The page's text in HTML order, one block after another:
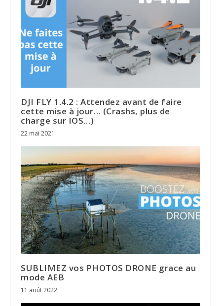
DJI FLY 1.4.2 : Attendez avant de faire
cette mise à jour… (Crashs, plus de
charge sur IOS…)
22 mai 2021
SUBLIMEZ vos PHOTOS DRONE grace au
mode AEB
11 août 2022